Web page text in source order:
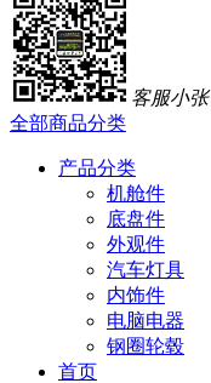
客服小张
全部商品分类
产品分类
机舱件
底盘件
外观件
汽车灯具
内饰件
电脑电器
钢圈轮毂
首页